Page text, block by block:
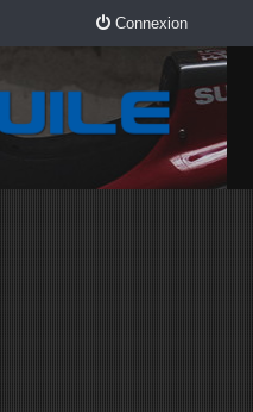
Connexion